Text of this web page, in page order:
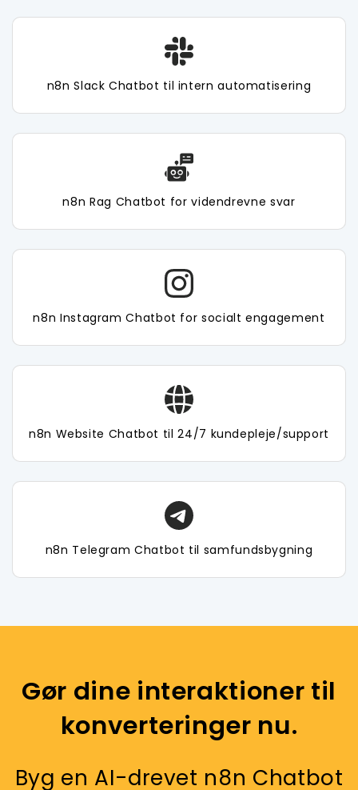
n8n Slack Chatbot til intern automatisering
n8n Rag Chatbot for videndrevne svar
n8n Instagram Chatbot for socialt engagement
n8n Website Chatbot til 24/7 kundepleje/support
n8n Telegram Chatbot til samfundsbygning
Gør dine interaktioner til
konverteringer nu.
Byg en AI-drevet n8n Chatbot